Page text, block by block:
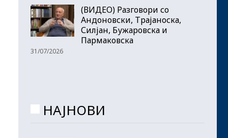
(ВИДЕО) Разговори со
Андоновски, Трајаноска,
Силјан, Бужаровска и
Пармаковска
31/07/2026
НАЈНОВИ